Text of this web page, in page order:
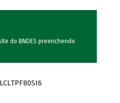
do BNDES preenchendo